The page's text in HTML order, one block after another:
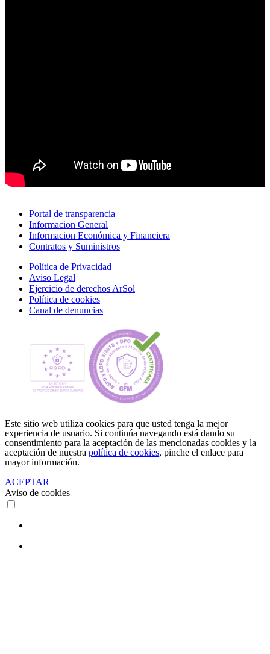
Portal de transparencia
Informacion General
Informacion Económica y Financiera
Contratos y Suministros
Política de Privacidad
Aviso Legal
Ejercicio de derechos ArSol
Política de cookies
Canal de denuncias
Este sitio web utiliza cookies para que usted tenga la mejor
experiencia de usuario. Si continúa navegando está dando su
consentimiento para la aceptación de las mencionadas cookies y la
aceptación de nuestra política de cookies, pinche el enlace para
mayor información.
ACEPTAR
Aviso de cookies